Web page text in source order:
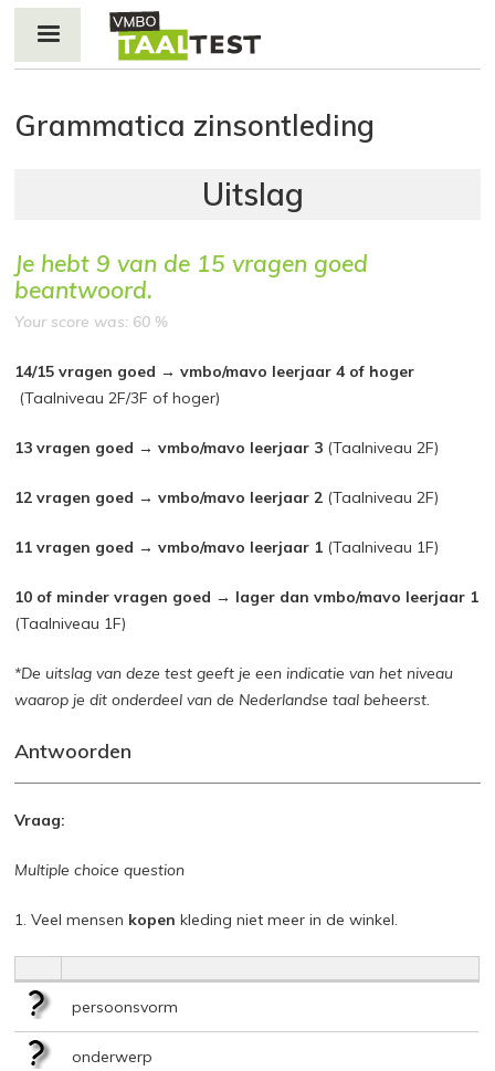
Grammatica zinsontleding
Je hebt9 van de 15 vragen goed
beantwoord.
Your score was: 60 %
14/15 vragen goed → vmbo/mavo leerjaar 4 of hoger
(Taalniveau 2F/3F of hoger)
13 vragen goed → vmbo/mavo leerjaar 3 (Taalniveau 2F)
12 vragen goed → vmbo/mavo leerjaar 2 (Taalniveau 2F)
11 vragen goed → vmbo/mavo leerjaar 1 (Taalniveau 1F)
10 of minder vragen goed → lager dan vmbo/mavo leerjaar 1
(Taalniveau 1F)
*De uitslag van deze test geeft je een indicatie van het niveau
waarop je dit onderdeel van de Nederlandse taal beheerst.
Antwoorden
Vraag:
Multiple choice question
1. Veel mensen kopen kleding niet meer in de winkel.
persoonsvorm
onderwerp